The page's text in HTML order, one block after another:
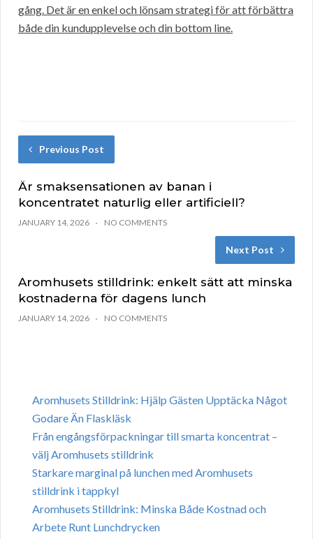
gång. Det är en enkel och lönsam strategi för att förbättra
både din kundupplevelse och din bottom line.
Previous Post
Är smaksensationen av banan i
koncentratet naturlig eller artificiell?
JANUARY 14, 2026 NO COMMENTS
Next Post
Aromhusets stilldrink: enkelt sätt att minska
kostnaderna för dagens lunch
JANUARY 14, 2026 NO COMMENTS
Aromhusets Stilldrink: Hjälp Gästen Upptäcka Något
Godare Än Flaskläsk
Från engångsförpackningar till smarta koncentrat –
välj Aromhusets stilldrink
Starkare marginal på lunchen med Aromhusets
stilldrink i tappkyl
Aromhusets Stilldrink: Minska Både Kostnad och
Arbete Runt Lunchdrycken